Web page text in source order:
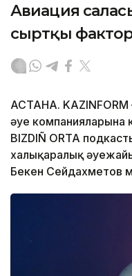
Авиация
сыртқы
АСТАНА.
әуе компанияларына
BIZDIÑ ORTA
халықаралық
Бекен Сейдахметов